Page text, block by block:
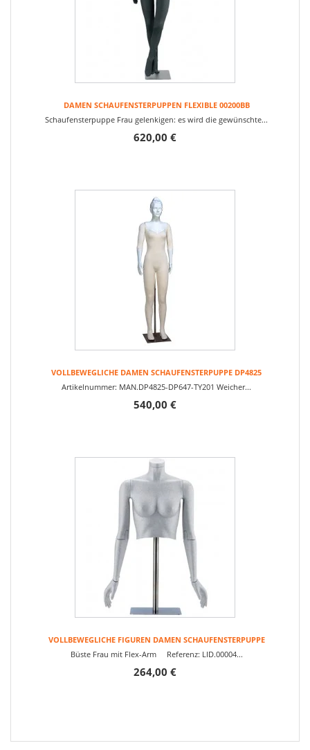
DAMEN SCHAUFENSTERPUPPEN FLEXIBLE 00200BB
Schaufensterpuppe Frau gelenkigen: es wird die gewünschte...
620,00 €
VOLLBEWEGLICHE DAMEN SCHAUFENSTERPUPPE DP4825
Artikelnummer: MAN.DP4825-DP647-TY201 Weicher...
540,00 €
VOLLBEWEGLICHE FIGUREN DAMEN SCHAUFENSTERPUPPE
Büste Frau mit Flex-Arm Referenz: LID.00004...
264,00 €